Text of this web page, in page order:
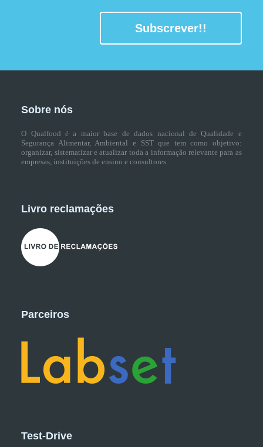
Subscrever!!
Sobre nós
O Qualfood é a maior base de dados nacional de Qualidade e
Segurança Alimentar, Ambiental e SST que tem como objetivo:
organizar, sistematizar e atualizar toda a informação relevante para as
empresas, instituições de ensino e consultores.
Livro reclamações
Parceiros
Test-Drive